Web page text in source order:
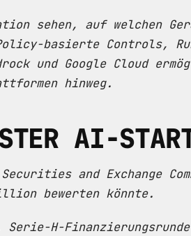
sehen, auf welchen
basierte Controls,
und Google Cloud
hinweg.
AI-
and Exchange
bewerten könnte.
H-